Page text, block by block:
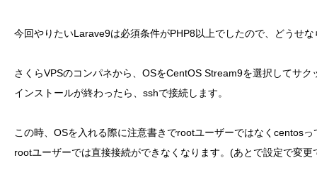
今回やりたいLarave9は必須条件がPHP8以上でしたので、どうせ
さくらVPSのコンパネから、OSをCentOS Stream9を選択してサク
インストールが終わったら、sshで接続します。
この時、OSを入れる際に注意書きでrootユーザーではなくcentos
rootユーザーでは直接接続ができなくなります。(あとで設定で変